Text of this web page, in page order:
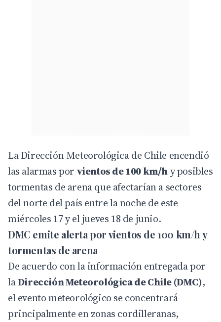
La Dirección Meteorológica de Chile encendió
las alarmas por vientos de 100 km/hy posibles
tormentas de arena que afectarían a sectores
del norte del país entre la noche de este
miércoles 17 y el jueves 18 de junio.
DMC emite alerta por vientos de 100 km/h y
tormentas de arena
De acuerdo con la información entregada por
laDirección Meteorológica de Chile(DMC),
el evento meteorológico se concentrará
principalmente en zonas cordilleranas,